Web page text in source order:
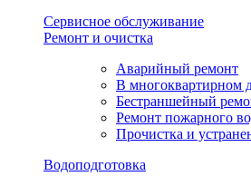
Сервисное обслуживание
Ремонт и очистка
Аварийный ремонт
В многоквартирном
Бестраншейный
Ремонт пожарного
Прочистка и
Водоподготовка